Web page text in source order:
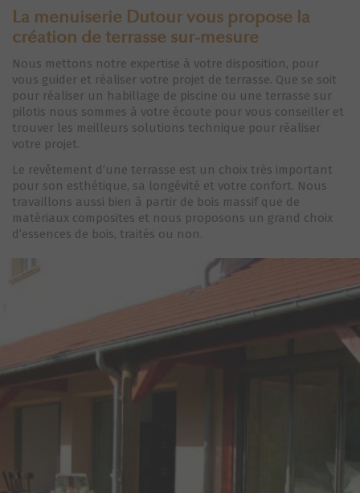
La menuiserie Dutour vous propose la
création de terrasse sur-mesure
Nous mettons notre expertise à votre disposition, pour
vous guider et réaliser votre projet de terrasse. Que se soit
pour réaliser un habillage de piscine ou une terrasse sur
pilotis nous sommes à votre écoute pour vous conseiller et
trouver les meilleurs solutions technique pour réaliser
votre projet.
Le revêtement d’une terrasse est un choix très important
pour son esthétique, sa longévité et votre confort. Nous
travaillons aussi bien à partir de bois massif que de
matériaux composites et nous proposons un grand choix
d’essences de bois, traités ou non.